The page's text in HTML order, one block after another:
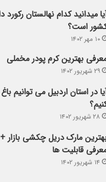
می­دانید کدام نهالستان رکورد
است؟
۱۰ مهر ۱۴۰۲
بهترین کرم پودر مخملی
۲۹ شهریور ۱۴۰۲
در استان اردبیل می توانیم
۲۸ شهریور ۱۴۰۲
مارک دریل چکشی بازار
قابلیت ها
۱۴ شهریور ۱۴۰۲